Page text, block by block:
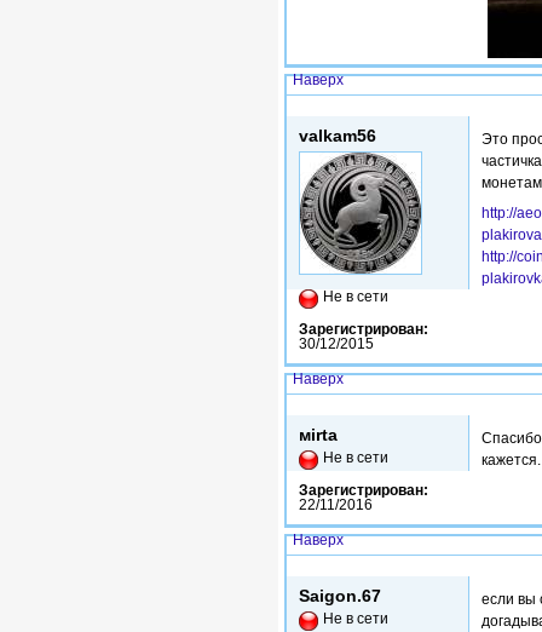
Наверх
valkam56
Не в сети
Зарегистрирован:
30/12/2015
Это
монетам
http://
http://
Наверх
мirta
Не в сети
Зарегистрирован:
22/11/2016
Спасибо
кажется.
Наверх
Saigon.67
Не в сети
если вы